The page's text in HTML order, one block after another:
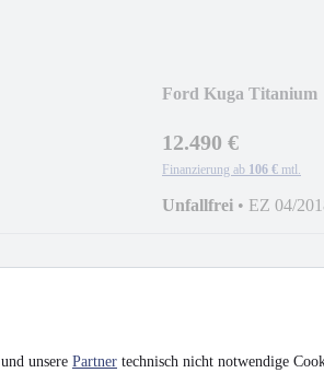
unsere Partner technisch nicht notwendige
Ford Kuga Titanium
12.490 €
Finanzierung ab 106 € mtl.
Unfallfrei • EZ 04/